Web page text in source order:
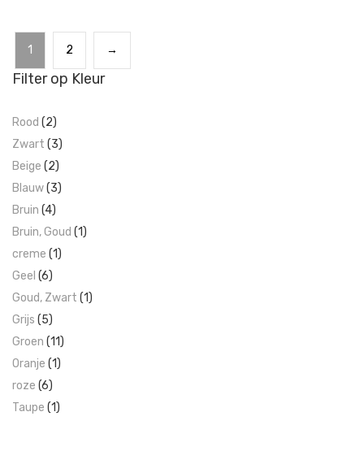
1 2 →
Filter op Kleur
Rood (2)
Zwart (3)
Beige (2)
Blauw(3)
Bruin (4)
Bruin, Goud (1)
creme (1)
Geel (6)
Goud, Zwart (1)
Grijs (5)
Groen (11)
Oranje (1)
roze (6)
Taupe (1)